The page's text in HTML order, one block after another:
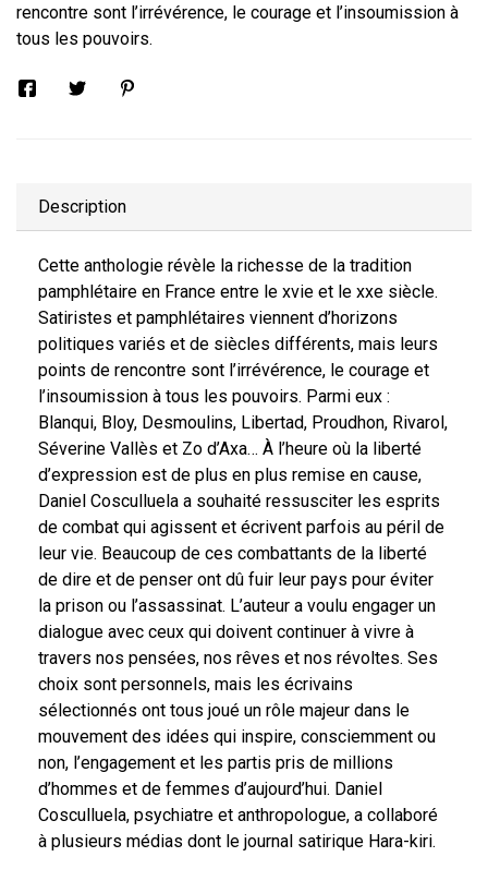
rencontre sont l’irrévérence, le courage et l’insoumission à
tous les pouvoirs.
Description
Cette anthologie révèle la richesse de la tradition
pamphlétaire en France entre le xvie et le xxe siècle.
Satiristes et pamphlétaires viennent d’horizons
politiques variés et de siècles différents, mais leurs
points de rencontre sont l’irrévérence, le courage et
l’insoumission à tous les pouvoirs. Parmi eux :
Blanqui, Bloy, Desmoulins, Libertad, Proudhon, Rivarol,
Séverine Vallès et Zo d’Axa… À l’heure où la liberté
d’expression est de plus en plus remise en cause,
Daniel Cosculluela a souhaité ressusciter les esprits
de combat qui agissent et écrivent parfois au péril de
leur vie. Beaucoup de ces combattants de la liberté
de dire et de penser ont dû fuir leur pays pour éviter
la prison ou l’assassinat. L’auteur a voulu engager un
dialogue avec ceux qui doivent continuer à vivre à
travers nos pensées, nos rêves et nos révoltes. Ses
choix sont personnels, mais les écrivains
sélectionnés ont tous joué un rôle majeur dans le
mouvement des idées qui inspire, consciemment ou
non, l’engagement et les partis pris de millions
d’hommes et de femmes d’aujourd’hui. Daniel
Cosculluela, psychiatre et anthropologue, a collaboré
à plusieurs médias dont le journal satirique Hara-kiri.